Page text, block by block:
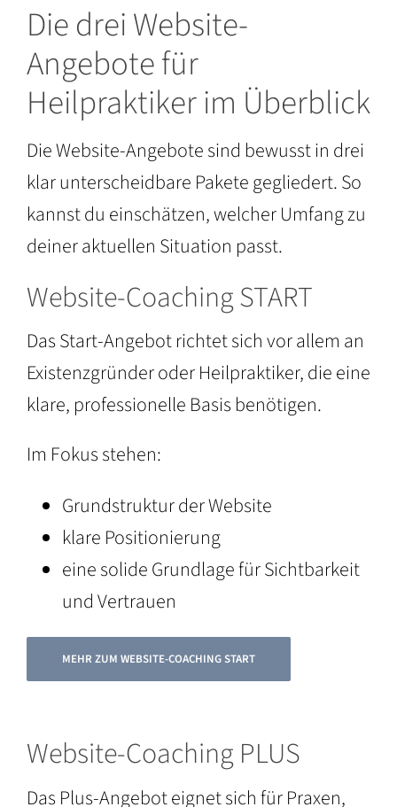
Die drei Website-
Angebote für
Heilpraktiker im Überblick
Die Website-Angebote sind bewusst in drei
klar unterscheidbare Pakete gegliedert. So
kannst du einschätzen, welcher Umfang zu
deiner aktuellen Situation passt.
Website-Coaching START
Das Start-Angebot richtet sich vor allem an
Existenzgründer oder Heilpraktiker, die eine
klare, professionelle Basis benötigen.
Im Fokus stehen:
Grundstruktur der Website
klare Positionierung
eine solide Grundlage für Sichtbarkeit
und Vertrauen
MEHR ZUM WEBSITE-COACHING START
Website-Coaching PLUS
Das Plus-Angebot eignet sich für Praxen,